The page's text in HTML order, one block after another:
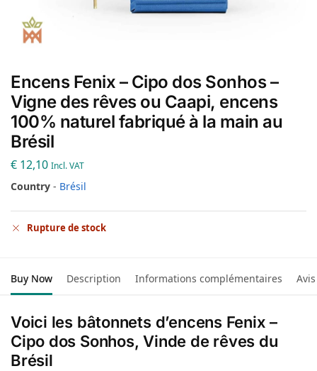
Encens Fenix – Cipo dos Sonhos –
Vigne des rêves ou Caapi, encens
100% naturel fabriqué à la main au
Brésil
€ 12,10 Incl. VAT
Country - Brésil
Rupture de stock
Buy Now Description Informations complémentaires Avis
Voici les bâtonnets d’encens Fenix –
Cipo dos Sonhos, Vinde de rêves du
Brésil